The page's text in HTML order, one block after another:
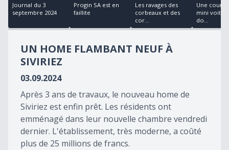
18
minutes,
seconds
Journal du 3
septembre 2024
Progin SA est en
faillite
Les ravages des
corbeaux et des
cor...
Une
mini
do...
UN HOME FLAMBANT NEUF À
SIVIRIEZ
03.09.2024
Après 3 ans de travaux, le nouveau home de
Siviriez est enfin prêt. Les résidents ont
emménagé dans leur nouvelle chambre vendredi
dernier. L'établissement, très moderne, a coûté
plus de 25 millions de francs.